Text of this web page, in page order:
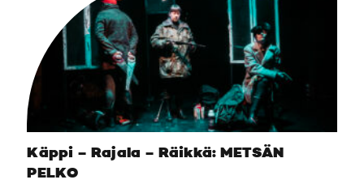
Käppi – Rajala – Räikkä: METSÄN
PELKO